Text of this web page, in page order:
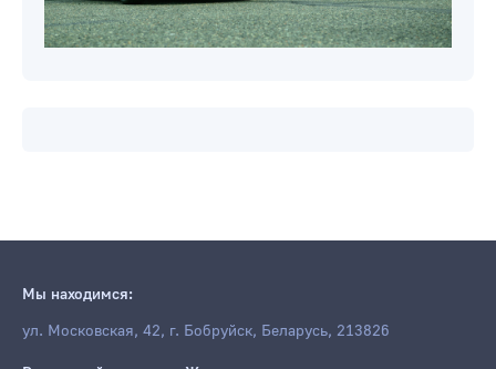
Мы находимся:
ул. Московская, 42, г. Бобруйск, Беларусь, 213826